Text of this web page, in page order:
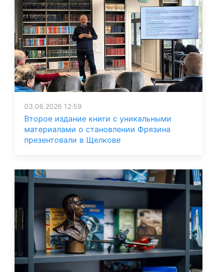
03.06.2026 12:59
Второе издание книги с уникальными
материалами о становлении Фрязина
презентовали в Щелкове